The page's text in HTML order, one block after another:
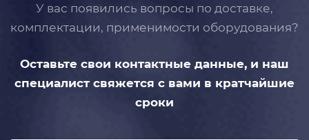
У вас появились вопросы по доставке,
комплектации, применимости оборудования?
Оставьте свои контактные данные, и наш
специалист свяжется с вами в кратчайшие
сроки